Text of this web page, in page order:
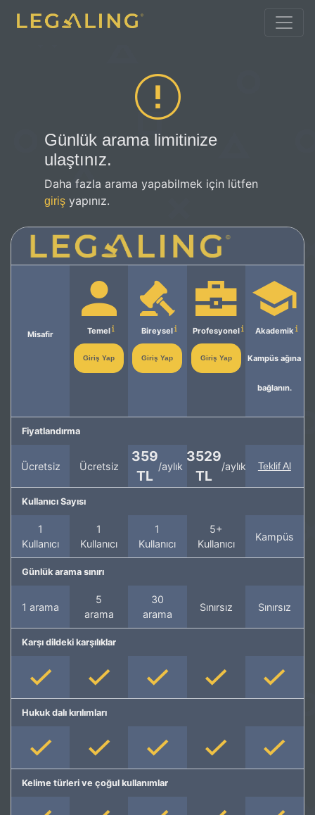
Günlük arama limitinize
ulaştınız.
Daha fazla arama yapabilmek için lütfen
giriş yapınız.
Misafir Temel
Giriş Yap
Bireysel
Giriş Yap
Profesyonel
Giriş Yap
Akademik
Kampüs ağına
bağlanın.
Fiyatlandırma
Ücretsiz Ücretsiz
359
TL
/aylık
3529
TL
/aylık Teklif Al
Kullanıcı Sayısı
1
Kullanıcı
1
Kullanıcı
1
Kullanıcı
5+
Kullanıcı
Kampüs
Günlük arama sınırı
1 arama
5
arama
30
arama
Sınırsız Sınırsız
Karşı dildeki karşılıklar
Hukuk dalı kırılımları
Kelime türleri ve çoğul kullanımlar